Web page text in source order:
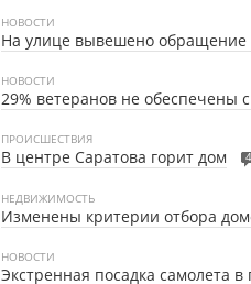
НОВОСТИ
На улице вывешено обращение
НОВОСТИ
29% ветеранов не обеспечены
ПРОИСШЕСТВИЯ
В центре Саратова горит дом 4
НЕДВИЖИМОСТЬ
Изменены критерии отбора
НОВОСТИ
Экстренная посадка самолета